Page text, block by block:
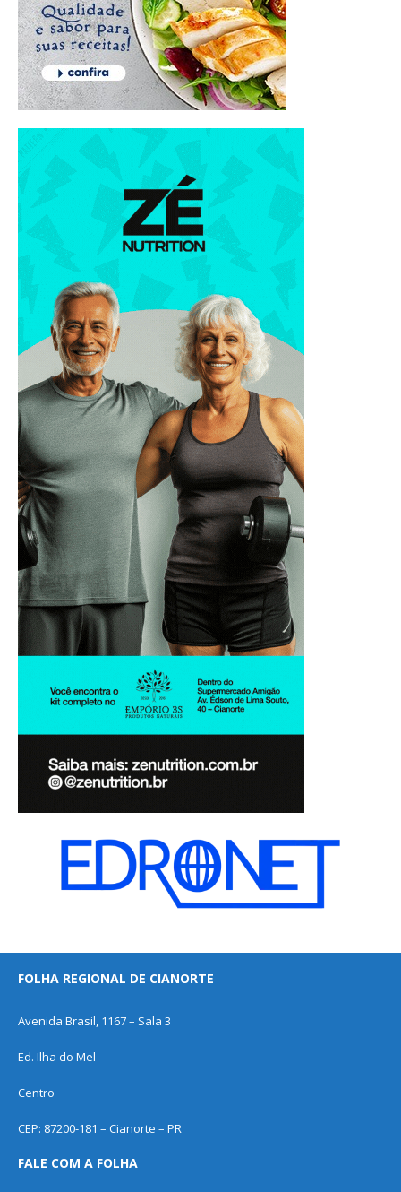
FOLHA REGIONAL DE CIANORTE
Avenida Brasil, 1167 – Sala 3
Ed. Ilha do Mel
Centro
CEP: 87200-181 – Cianorte – PR
FALE COM A FOLHA